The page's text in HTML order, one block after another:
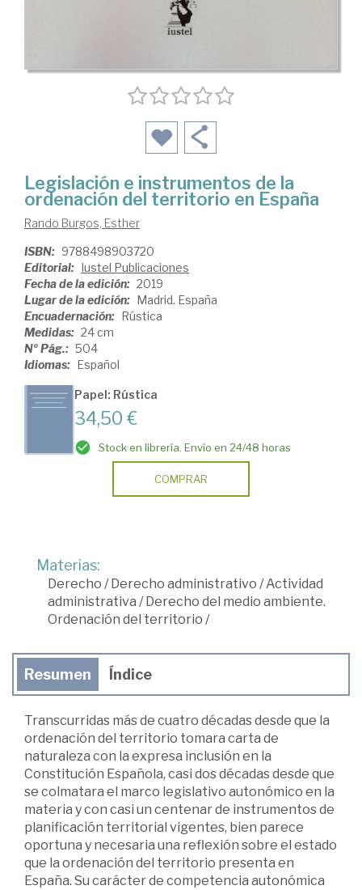
Legislación e instrumentos de la
ordenación del territorio en España
Rando Burgos, Esther
ISBN: 9788498903720
Editorial: Iustel Publicaciones
Fecha de la edición: 2019
Lugar de la edición: Madrid. España
Encuadernación: Rústica
Medidas: 24 cm
Nº Pág.: 504
Idiomas: Español
Papel: Rústica
34,50 €
Stock en librería. Envío en 24/48 horas
COMPRAR
Materias:
Derecho /Derecho administrativo /Actividad
administrativa /Derecho del medio ambiente.
Ordenación del territorio /
Resumen Índice
Transcurridas más de cuatro décadas desde que la
ordenación del territorio tomara carta de
naturaleza con la expresa inclusión en la
Constitución Española, casi dos décadas desde que
se colmatara el marco legislativo autonómico en la
materia y con casi un centenar de instrumentos de
planificación territorial vigentes, bien parece
oportuna y necesaria una reflexión sobre el estado
que la ordenación del territorio presenta en
España. Su carácter de competencia autonómica